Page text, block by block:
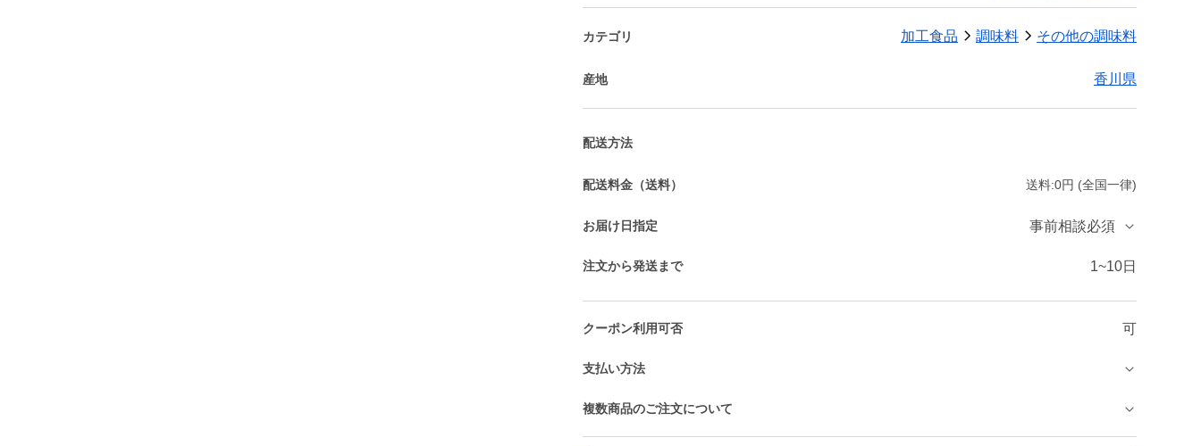
カテゴリ 加工食品 調味料 その他の調味料
産地 香川県
配送方法
配送料金（送料） 送料:0円 (全国一律)
お届け日指定 事前相談必須
注文から発送まで 1~10日
クーポン利用可否 可
支払い方法
複数商品のご注文について